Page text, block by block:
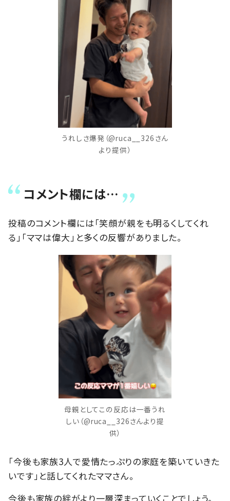
うれしさ爆発（@ruca__326さん
より提供）
コメント欄には…
投稿のコメント欄には「笑顔が親をも明るくしてくれ
る」「ママは偉大」と多くの反響がありました。
母親としてこの反応は一番うれ
しい（@ruca__326さんより提
供）
「今後も家族3人で愛情たっぷりの家庭を築いていきた
いです」と話してくれたママさん。
今後も家族の絆がより一層深まっていくことでしょう。